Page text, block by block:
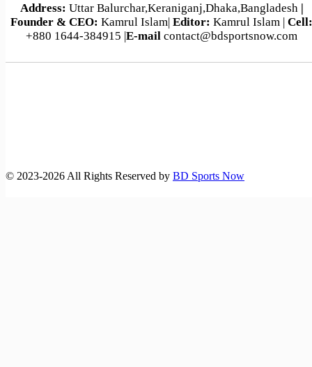
Address: Uttar Balurchar,Keraniganj,Dhaka,Bangladesh |
Founder & CEO: Kamrul Islam| Editor: Kamrul Islam | Cell:
+880 1644-384915 |E-mail contact@bdsportsnow.com
©️ 2023-2026 All Rights Reserved by BD Sports Now